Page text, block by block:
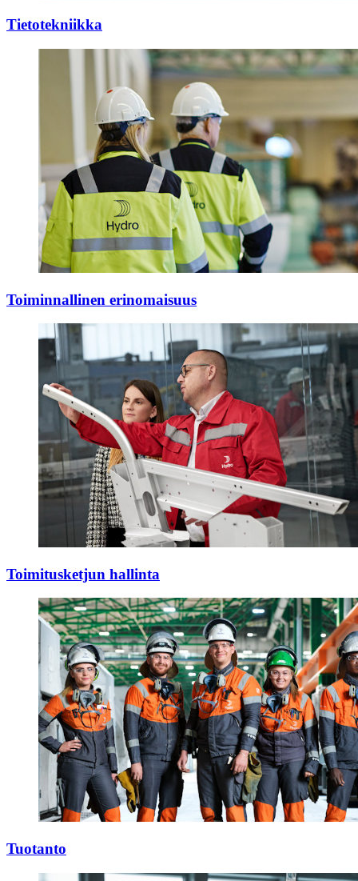
Tietotekniikka
Toiminnallinen erinomaisuus
Toimitusketjun hallinta
Tuotanto